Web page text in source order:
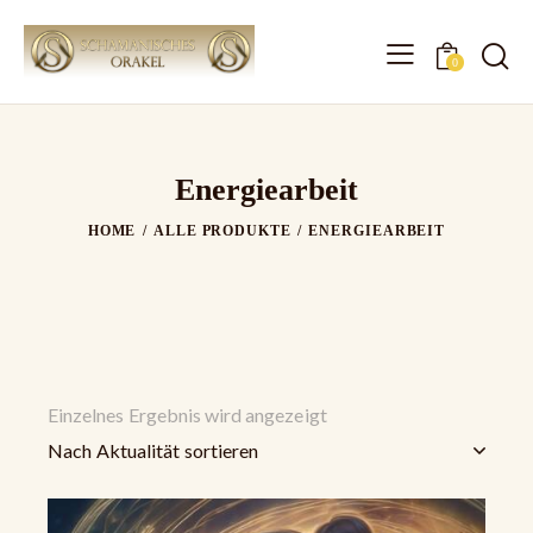
0
Energiearbeit
HOME ALLE PRODUKTE ENERGIEARBEIT
Einzelnes Ergebnis wird angezeigt